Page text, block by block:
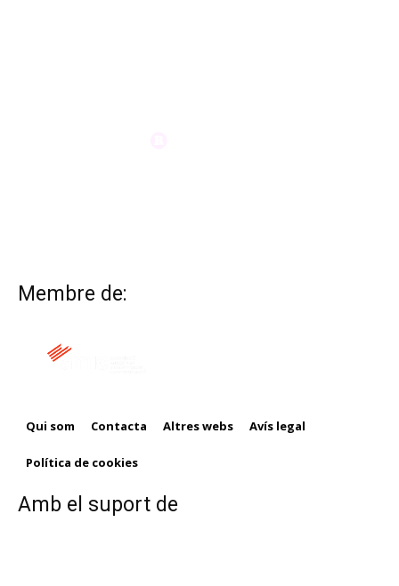
Membre de:
Qui som Contacta Altres webs Avís legal
Política de cookies
Amb el suport de